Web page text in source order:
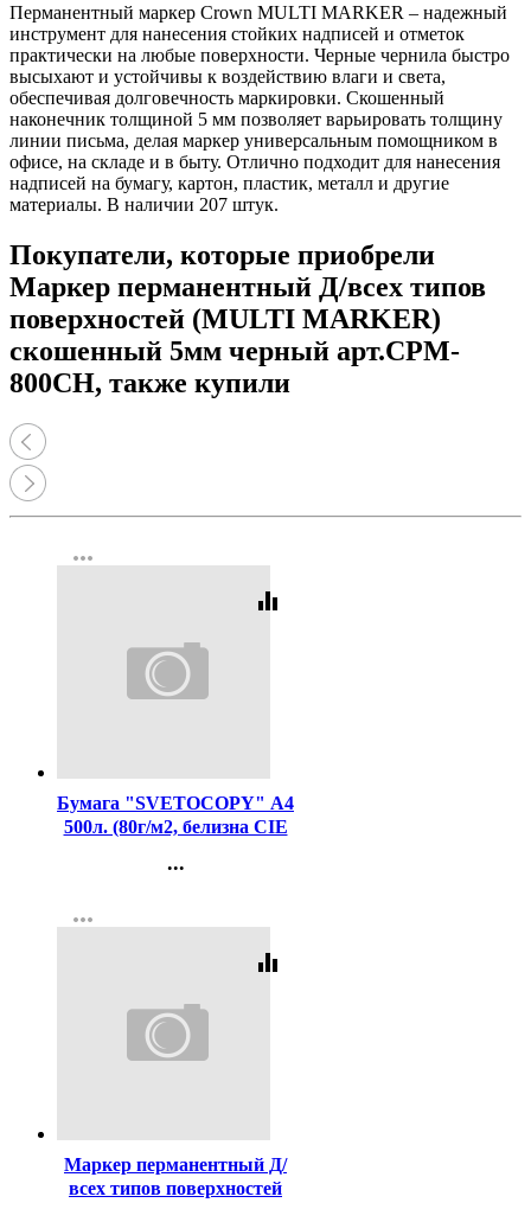
Перманентный маркер Crown MULTI MARKER – надежный
инструмент для нанесения стойких надписей и отметок
практически на любые поверхности. Черные чернила быстро
высыхают и устойчивы к воздействию влаги и света,
обеспечивая долговечность маркировки. Скошенный
наконечник толщиной 5 мм позволяет варьировать толщину
линии письма, делая маркер универсальным помощником в
офисе, на складе и в быту. Отлично подходит для нанесения
надписей на бумагу, картон, пластик, металл и другие
материалы. В наличии 207 штук.
Покупатели, которые приобрели
Маркер перманентный Д/всех типов
поверхностей (MULTI MARKER)
скошенный 5мм черный арт.CPM-
800СН, также купили
more_horiz
equalizer
Бумага "SVETOCOPY" А4
500л. (80г/м2, белизна CIE
(Ст.5)
...
Регистрация
more_horiz
equalizer
Маркер перманентный Д/
всех типов поверхностей